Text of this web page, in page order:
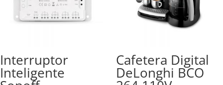
Interruptor
Inteligente
Cafetera Digital
DeLonghi BCO